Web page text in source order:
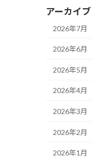
アーカイブ
2026年7月
2026年6月
2026年5月
2026年4月
2026年3月
2026年2月
2026年1月